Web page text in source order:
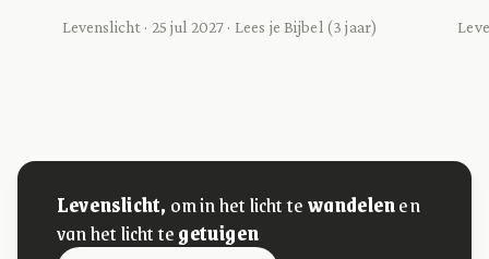
Levenslicht · 25 jul 2027 · Lees je Bijbel (3 jaar)
Levenslicht, om in het licht tewandelenen
van het licht tegetuigen